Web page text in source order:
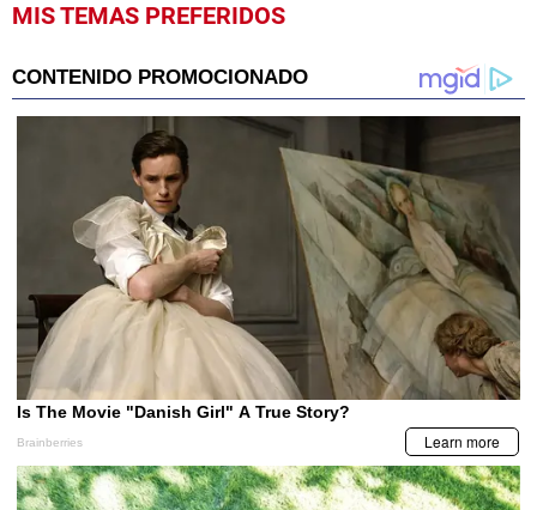
MIS TEMAS PREFERIDOS